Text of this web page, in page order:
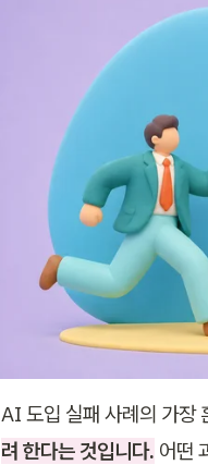
AI 도입 실패 사례의 가장
려 한다는 것입니다. 어떤